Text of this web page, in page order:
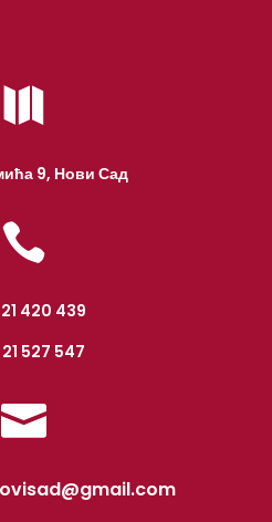

9, Нови Сад

21 420 439
21 527 547
